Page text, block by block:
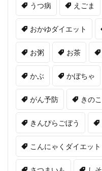
うつ病 えごま
おかゆダイエット
お粥 お茶
かぶ かぼちゃ
がん予防 きのこ
きんぴらごぼう
こんにゃくダイエット